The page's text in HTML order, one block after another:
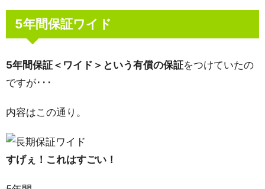
5年間保証ワイド
5年間保証＜ワイド＞という有償の保証をつけていたの
ですが･･･
内容はこの通り。
すげぇ！これはすごい！